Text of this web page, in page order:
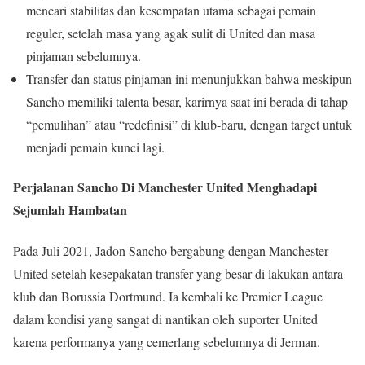
mencari stabilitas dan kesempatan utama sebagai pemain
reguler, setelah masa yang agak sulit di United dan masa
pinjaman sebelumnya.
Transfer dan status pinjaman ini menunjukkan bahwa meskipun
Sancho memiliki talenta besar, karirnya saat ini berada di tahap
“pemulihan” atau “redefinisi” di klub-baru, dengan target untuk
menjadi pemain kunci lagi.
Perjalanan Sancho Di Manchester United Menghadapi
Sejumlah Hambatan
Pada Juli 2021, Jadon Sancho bergabung dengan Manchester
United setelah kesepakatan transfer yang besar di lakukan antara
klub dan Borussia Dortmund. Ia kembali ke Premier League
dalam kondisi yang sangat di nantikan oleh suporter United
karena performanya yang cemerlang sebelumnya di Jerman.